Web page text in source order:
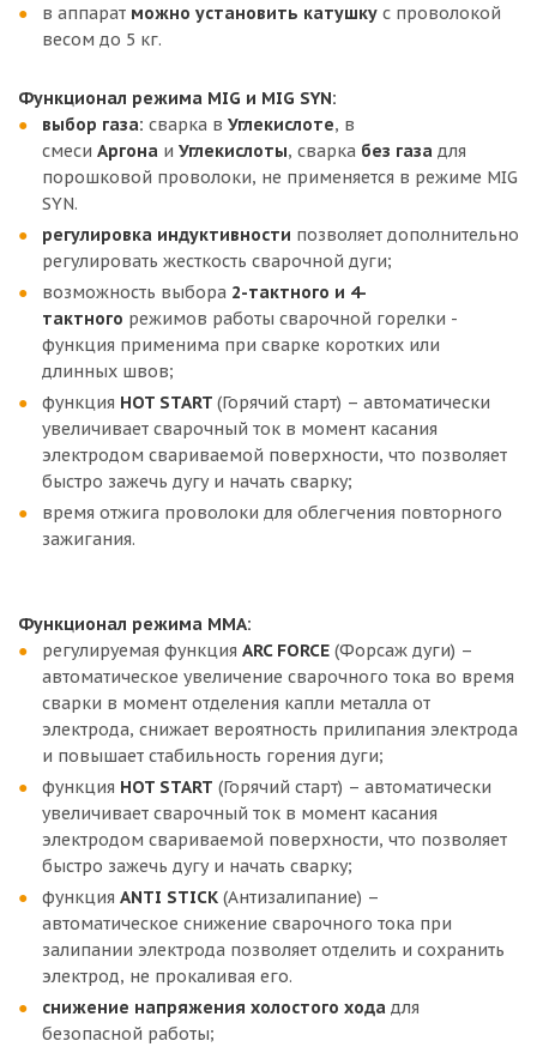
в аппарат можно установить катушку с проволокой
весом до 5 кг.
Функционал режима MIG и MIG SYN:
выбор газа: сварка в Углекислоте, в
смеси Аргона и Углекислоты, сварка без газа для
порошковой проволоки, не применяется в режиме MIG
SYN.
регулировка индуктивности позволяет дополнительно
регулировать жесткость сварочной дуги;
возможность выбора 2-тактного и 4-
тактного режимов работы сварочной горелки -
функция применима при сварке коротких или
длинных швов;
функция HOT START (Горячий старт) – автоматически
увеличивает сварочный ток в момент касания
электродом свариваемой поверхности, что позволяет
быстро зажечь дугу и начать сварку;
время отжига проволоки для облегчения повторного
зажигания.
Функционал режима ММА:
регулируемая функция ARC FORCE (Форсаж дуги) –
автоматическое увеличение сварочного тока во время
сварки в момент отделения капли металла от
электрода, снижает вероятность прилипания электрода
и повышает стабильность горения дуги;
функция HOT START (Горячий старт) – автоматически
увеличивает сварочный ток в момент касания
электродом свариваемой поверхности, что позволяет
быстро зажечь дугу и начать сварку;
функция ANTI STICK (Антизалипание) –
автоматическое снижение сварочного тока при
залипании электрода позволяет отделить и сохранить
электрод, не прокаливая его.
снижение напряжения холостого хода для
безопасной работы;